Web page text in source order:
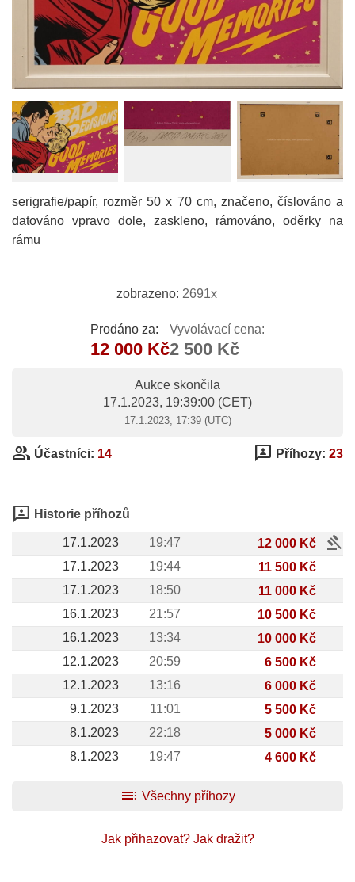
serigrafie/papír, rozměr 50 x 70 cm, značeno, číslováno a
datováno vpravo dole, zaskleno, rámováno, oděrky na
rámu
zobrazeno: 2691x
Prodáno za:
12 000 Kč
Vyvolávací cena:
2 500 Kč
Aukce skončila
17.1.2023, 19:39:00 (CET)
17.1.2023, 17:39 (UTC)
group Účastníci: 14 3p Příhozy: 23
3p Historie příhozů
17.1.2023 19:47 12 000 Kč gavel
17.1.2023 19:44
11 500 Kč
17.1.2023
18:50
11 000 Kč
16.1.2023
21:57
10 500 Kč
16.1.2023
13:34
10 000 Kč
12.1.2023
20:59
6 500 Kč
12.1.2023
13:16
6 000 Kč
9.1.2023
11:01
5 500 Kč
8.1.2023
22:18
5 000 Kč
8.1.2023
19:47 4 600 Kč
toc Všechny příhozy
Jak přihazovat? Jak dražit?